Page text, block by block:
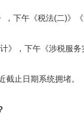
下午《税法(二)》《
，下午《涉税服务
止日期系统拥堵。